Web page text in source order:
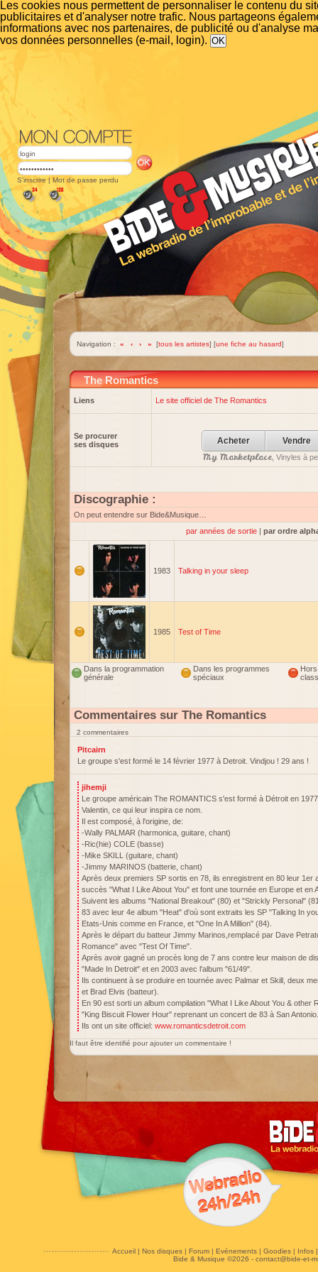
Les cookies nous permettent de personnaliser le contenu du
publicitaires et d'analyser notre trafic. Nous partageons
informations avec nos partenaires, de publicité ou d'analyse
vos données personnelles (e-mail, login).
S'inscrire | Mot de passe perdu
Navigation : « ‹ › » [tous les artistes] [une fiche au hasard]
The Romantics
Liens Le site officiel de The Romantics
Se procurer
ses disques
Acheter Vendre
My Marketplace, Vinyles à
Discographie :
On peut entendre sur Bide&Musique…
par années de sortie | par ordre
1983 Talking in your sleep
1985 Test of Time
Dans la programmation
générale
Dans les programmes
spéciaux
Hors
Commentaires sur The Romantics
2 commentaires
Pitcairn
Le groupe s'est formé le 14 février 1977 à Detroit. Vindjou ! 29 ans !
jihemji
Le groupe américain The ROMANTICS s'est formé à Détroit en
Valentin, ce qui leur inspira ce nom.
Il est composé, à l'origine, de:
-Wally PALMAR (harmonica, guitare, chant)
-Ric(hie) COLE (basse)
-Mike SKILL (guitare, chant)
-Jimmy MARINOS (batterie, chant)
Après deux premiers SP sortis en 78, ils enregistrent en 80 leur 1er
succès "What I Like About You" et font une tournée en Europe et en
Suivent les albums "National Breakout" (80) et "Strickly Personal"
83 avec leur 4e album "Heat" d'où sont extraits les SP "Talking In
Etats-Unis comme en France, et "One In A Million" (84).
Après le départ du batteur Jimmy Marinos,remplacé par Dave
Romance" avec "Test Of Time".
Après avoir gagné un procès long de 7 ans contre leur maison de
"Made In Detroit" et en 2003 avec l'album "61/49".
Ils continuent à se produire en tournée avec Palmar et Skill, deux
et Brad Elvis (batteur).
En 90 est sorti un album compilation "What I Like About You & other
"King Biscuit Flower Hour" reprenant un concert de 83 à San Antonio.
Ils ont un site officiel: www.romanticsdetroit.com
Il faut être identifié pour ajouter un commentaire !
Accueil| Nos disques| Forum| Evénements| Goodies| Infos
Bide & Musique ©2026 - contact@bide-et-